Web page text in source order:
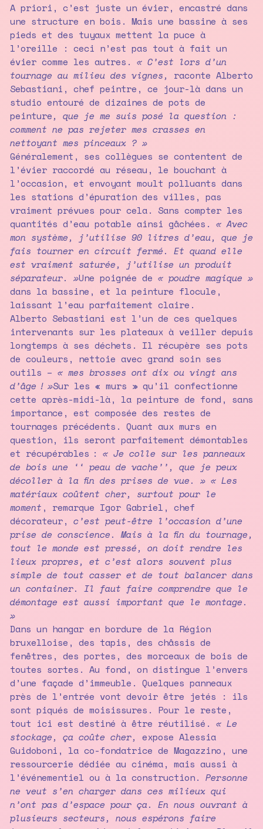
A priori, c’est juste un évier, encastré dans
une structure en bois. Mais une bassine à ses
pieds et des tuyaux mettent la puce à
l’oreille : ceci n’est pas tout à fait un
évier comme les autres. « C’est lors d’un
tournage au milieu des vignes,
raconte Alberto
Sebastiani, chef peintre, ce jour-là dans un
studio entouré de dizaines de pots de
peinture, que je me suis posé la question :
comment ne pas rejeter mes crasses en
nettoyant mes pinceaux ? »
Généralement, ses collègues se contentent de
l’évier raccordé au réseau, le bouchant à
l’occasion, et envoyant moult polluants dans
les stations d’épuration des villes, pas
vraiment prévues pour cela. Sans compter les
quantités d’eau potable ainsi gâchées. « Avec
mon système, j’utilise 90 litres d’eau, que je
fais tourner en circuit fermé. Et quand elle
est vraiment saturée, j’utilise un produit
séparateur. »Une poignée de « poudre magique »
dans la bassine, et la peinture flocule,
laissant l’eau parfaitement claire.
Alberto Sebastiani est l’un de ces quelques
intervenants sur les plateaux à veiller depuis
longtemps à ses déchets. Il récupère ses pots
de couleurs, nettoie avec grand soin ses
outils – « mes brosses ont dix ou vingt ans
d’âge ! »Sur les « murs » qu’il confectionne
cette après-midi-là, la peinture de fond, sans
importance, est composée des restes de
tournages précédents. Quant aux murs en
question, ils seront parfaitement démontables
et récupérables : « Je colle sur les panneaux
de bois une ‘‘ peau de vache’’, que je peux
décoller à la fin des prises de vue. » « Les
matériaux coûtent cher, surtout pour le
moment , remarque Igor Gabriel, chef
décorateur, c’est peut-être l’occasion d’une
prise de conscience. Mais à la fin du tournage,
tout le monde est pressé, on doit rendre les
lieux propres, et c’est alors souvent plus
simple de tout casser et de tout balancer dans
un container. Il faut faire comprendre que le
démontage est aussi important que le montage.
»
Dans un hangar en bordure de la Région
bruxelloise, des tapis, des châssis de
fenêtres, des portes, des morceaux de bois de
toutes sortes. Au fond, on distingue l’envers
d’une façade d’immeuble. Quelques panneaux
près de l’entrée vont devoir être jetés : ils
sont piqués de moisissures. Pour le reste,
tout ici est destiné à être réutilisé. « Le
stockage, ça coûte cher, expose Alessia
Guidoboni, la co-fondatrice de Magazzino, une
ressourcerie dédiée au cinéma, mais aussi à
l’événementiel ou à la construction. Personne
ne veut s’en charger dans ces milieux qui
n’ont pas d’espace pour ça. En nous ouvrant à
plusieurs secteurs, nous espérons faire